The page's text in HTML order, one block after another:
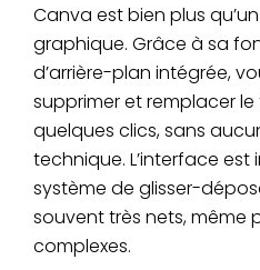
Canva est bien plus
graphique. Grâce à sa
d’arrière-plan intégrée,
supprimer et remplacer
quelques clics, sans
technique. L’interface est
système de glisser-
souvent très nets, même
complexes.